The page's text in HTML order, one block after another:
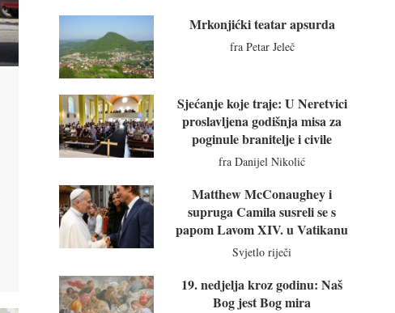
Mrkonjićki teatar apsurda
fra Petar Jeleč
Sjećanje koje traje: U Neretvici
proslavljena godišnja misa za
poginule branitelje i civile
fra Danijel Nikolić
Matthew McConaughey i
supruga Camila susreli se s
papom Lavom XIV. u Vatikanu
Svjetlo riječi
19. nedjelja kroz godinu: Naš
Bog jest Bog mira